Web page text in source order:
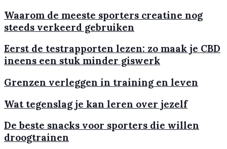
Waarom de meeste sporters creatine nog
steeds verkeerd gebruiken
Eerst de testrapporten lezen: zo maak je CBD
ineens een stuk minder giswerk
Grenzen verleggen in training en leven
Wat tegenslag je kan leren over jezelf
De beste snacks voor sporters die willen
droogtrainen